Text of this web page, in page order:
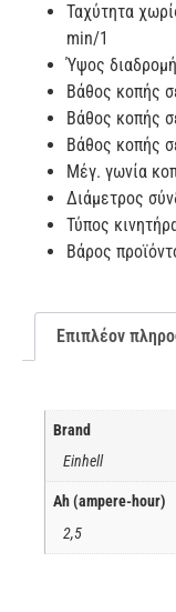
Ταχύτητα
min/1
Ύψος
Βάθος κοπής
Βάθος κοπής
Βάθος κοπής
Μέγ. γωνία
Διάμετρος
Τύπος
Βάρος
Επιπλέον
Brand
Einhell
Ah (ampere-hour)
2,5